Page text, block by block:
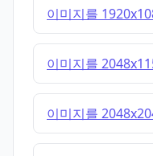
이미지를
이미지를
이미지를